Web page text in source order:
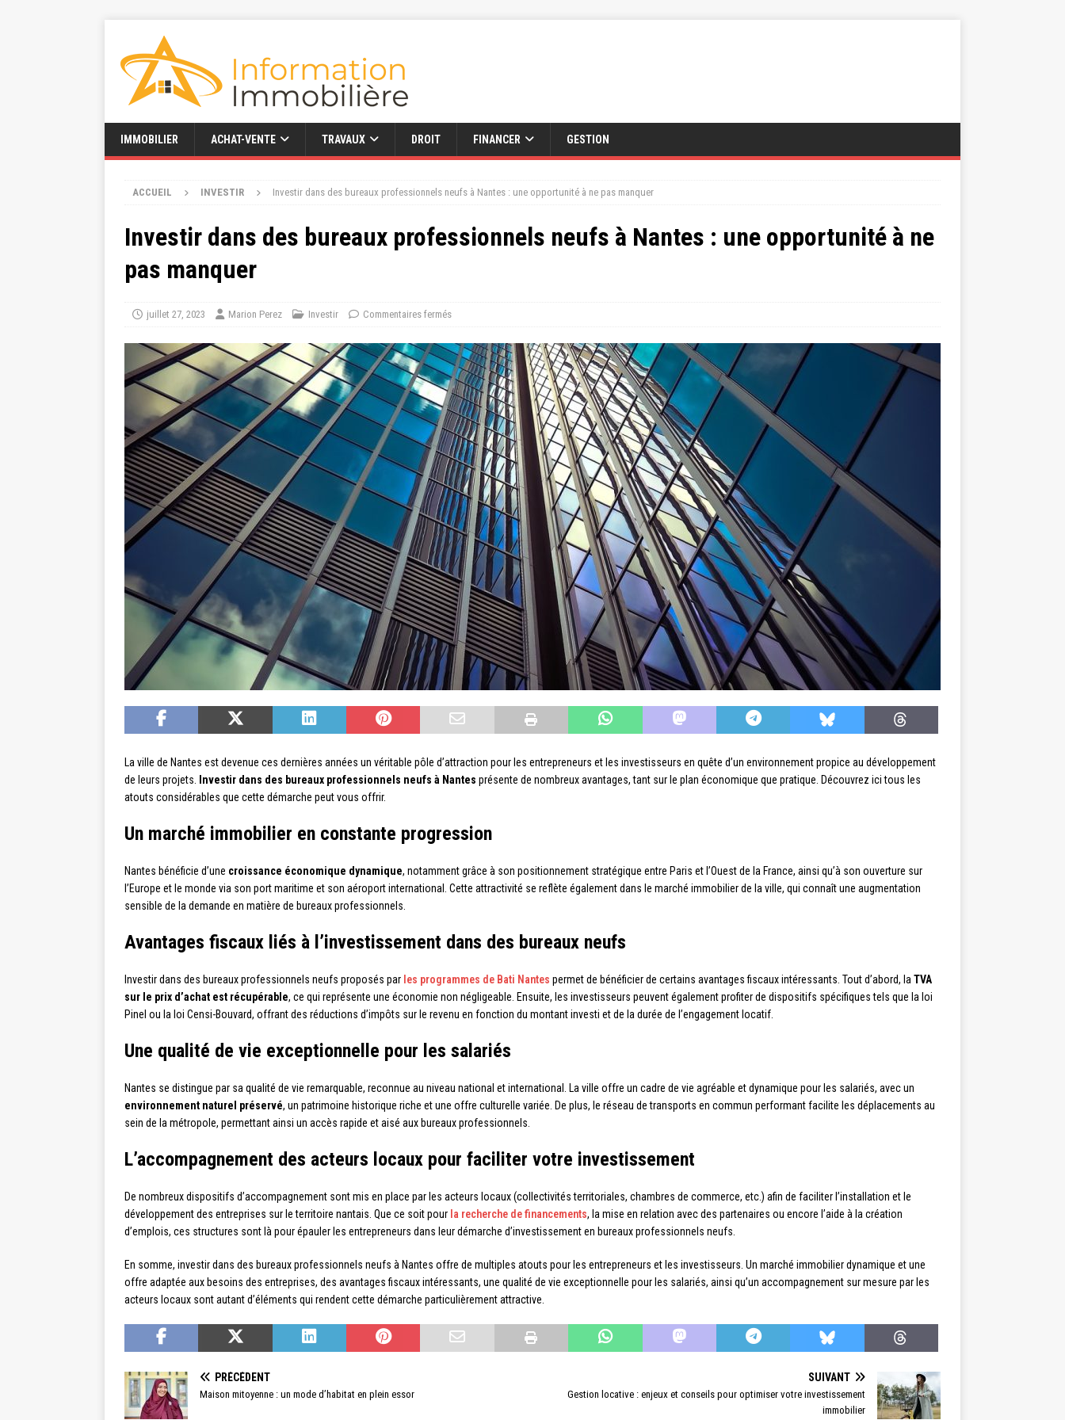
IMMOBILIER ACHAT-VENTE TRAVAUX DROIT FINANCER GESTION
ACCUEIL INVESTIR Investir dans des bureaux professionnels neufs à Nantes : une opportunité à ne pas manquer
Investir dans des bureaux professionnels neufs à Nantes : une opportunité à ne
pas manquer
juillet 27, 2023 Marion Perez Investir Commentaires fermés
La ville de Nantes est devenue ces dernières années un véritable pôle d’attraction pour les entrepreneurs et les investisseurs en quête d’un environnement propice au développement
de leurs projets.
Investir dans des bureaux professionnels neufs à Nantes présente de nombreux avantages, tant sur le plan économique que pratique. Découvrez ici tous les
atouts considérables que cette démarche peut vous offrir.
Un marché immobilier en constante progression
Nantes bénéficie d’une croissance économique dynamique, notamment grâce à son positionnement stratégique entre Paris et l’Ouest de la France, ainsi qu’à son ouverture sur
l’Europe et le monde via son port maritime et son aéroport international. Cette attractivité se reflète également dans le marché immobilier de la ville, qui connaît une augmentation
sensible de la demande en matière de bureaux professionnels.
Avantages fiscaux liés à l’investissement dans des bureaux neufs
Investir dans des bureaux professionnels neufs proposés par les programmes de Bati Nantes permet de bénéficier de certains avantages fiscaux intéressants. Tout d’abord, la TVA
sur le prix d’achat est récupérable, ce qui représente une économie non négligeable. Ensuite, les investisseurs peuvent également profiter de dispositifs spécifiques tels que la loi
Pinel ou la loi Censi-Bouvard, offrant des réductions d’impôts sur le revenu en fonction du montant investi et de la durée de l’engagement locatif.
Une qualité de vie exceptionnelle pour les salariés
Nantes se distingue par sa qualité de vie remarquable, reconnue au niveau national et international. La ville offre un cadre de vie agréable et dynamique pour les salariés, avec un
environnement naturel préservé, un patrimoine historique riche et une offre culturelle variée. De plus, le réseau de transports en commun performant facilite les déplacements au
sein de la métropole, permettant ainsi un accès rapide et aisé aux bureaux professionnels.
L’accompagnement des acteurs locaux pour faciliter votre investissement
De nombreux dispositifs d’accompagnement sont mis en place par les acteurs locaux (collectivités territoriales, chambres de commerce, etc.) afin de faciliter l’installation et le
développement des entreprises sur le territoire nantais. Que ce soit pour la recherche de financements, la mise en relation avec des partenaires ou encore l’aide à la création
d’emplois, ces structures sont là pour épauler les entrepreneurs dans leur démarche d’investissement en bureaux professionnels neufs.
En somme, investir dans des bureaux professionnels neufs à Nantes offre de multiples atouts pour les entrepreneurs et les investisseurs. Un marché immobilier dynamique et une
offre adaptée aux besoins des entreprises, des avantages fiscaux intéressants, une qualité de vie exceptionnelle pour les salariés, ainsi qu’un accompagnement sur mesure par les
acteurs locaux sont autant d’éléments qui rendent cette démarche particulièrement attractive.
PRÉCÉDENT
Maison mitoyenne : un mode d’habitat en plein essor
SUIVANT
Gestion locative : enjeux et conseils pour optimiser votre investissement
immobilier